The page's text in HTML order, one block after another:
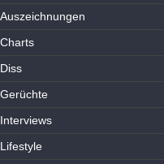
Auszeichnungen
Charts
Diss
Gerüchte
Interviews
Lifestyle